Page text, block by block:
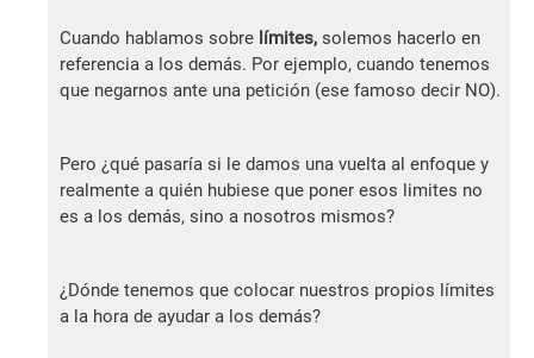
Cuando hablamos sobre límites, solemos hacerlo en
referencia a los demás. Por ejemplo, cuando tenemos
que negarnos ante una petición (ese famoso decir NO).
Pero ¿qué pasaría si le damos una vuelta al enfoque y
realmente a quién hubiese que poner esos limites no
es a los demás, sino a nosotros mismos?
¿Dónde tenemos que colocar nuestros propios límites
a la hora de ayudar a los demás?